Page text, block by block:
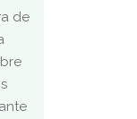
de